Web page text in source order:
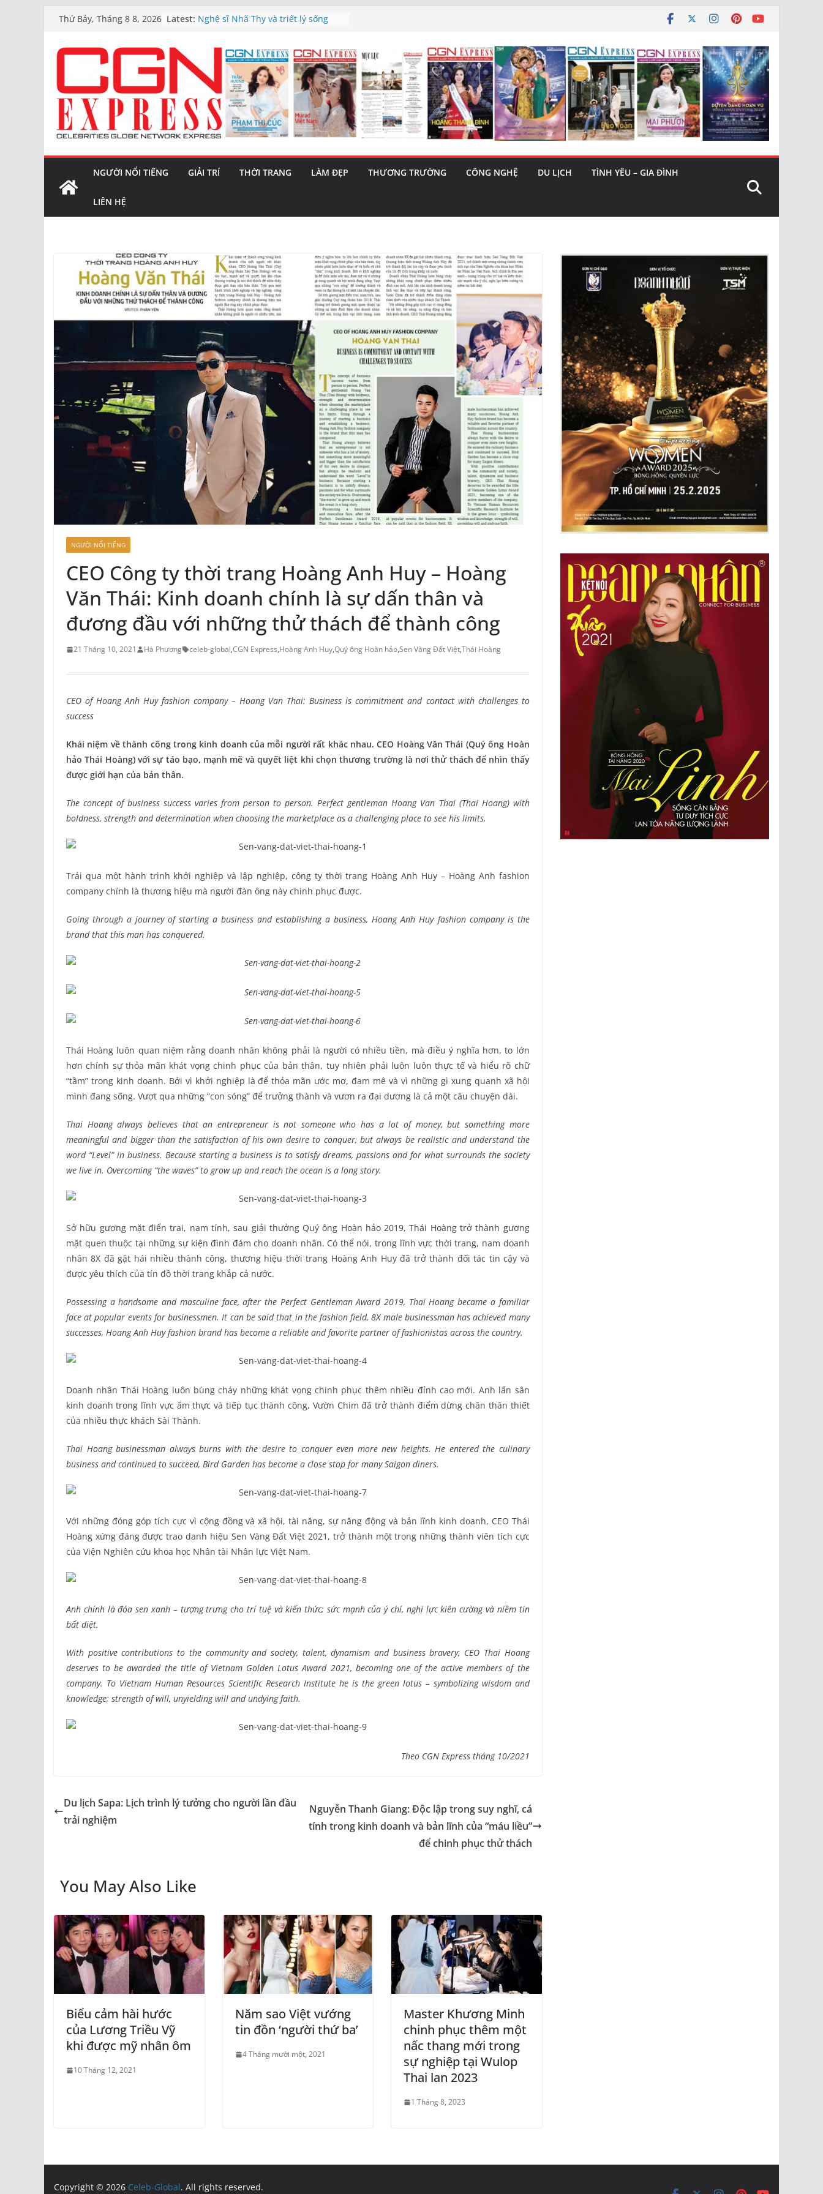
Skip
content
Thứ Bảy, Tháng 8 8, 2026 Latest: tránh thực tế
“Đừng chờ đến ngày mai”
Vàng bị chốt lời sau phiên tăng
mạnh
6 Series Short Drama – 1 Cơ hội
thành nghệ sĩ đa năng cùng MTH
Giá vàng hôm nay (5/8): Bật tăng
trở lại
NGƯỜI NỔI TIẾNG GIẢI TRÍ THỜI TRANG LÀM ĐẸP THƯƠNG TRƯỜNG CÔNG NGHỆ DU LỊCH TÌNH YÊU – GIA ĐÌNH
LIÊN HỆ
NGƯỜI NỔI TIẾNG
CEO Công ty thời trang Hoàng Anh Huy – Hoàng
Văn Thái: Kinh doanh chính là sự dấn thân và
đương đầu với những thử thách để thành công
21 Tháng 10, 2021 Hà Phương celeb-global,CGN Express,Hoàng Anh Huy,Quý ông Hoàn hảo,Sen Vàng Đất Việt,Thái Hoàng
CEO of Hoang Anh Huy fashion company – Hoang Van Thai: Business is commitment and contact with challenges to
success
Khái niệm về thành công trong kinh doanh của mỗi người rất khác nhau. CEO Hoàng Văn Thái (Quý ông Hoàn
hảo Thái Hoàng) với sự táo bạo, mạnh mẽ và quyết liệt khi chọn thương trường là nơi thử thách để nhìn thấy
được giới hạn của bản thân.
The concept of business success varies from person to person. Perfect gentleman Hoang Van Thai (Thai Hoang) with
boldness, strength and determination when choosing the marketplace as a challenging place to see his limits.
Trải qua một hành trình khởi nghiệp và lập nghiệp, công ty thời trang Hoàng Anh Huy – Hoàng Anh fashion
company chính là thương hiệu mà người đàn ông này chinh phục được.
Going through a journey of starting a business and establishing a business, Hoang Anh Huy fashion company is the
brand that this man has conquered.
Thái Hoàng luôn quan niệm rằng doanh nhân không phải là người có nhiều tiền, mà điều ý nghĩa hơn, to lớn
hơn chính sự thỏa mãn khát vọng chinh phục của bản thân, tuy nhiên phải luôn luôn thực tế và hiểu rõ chữ
“tầm” trong kinh doanh. Bởi vì khởi nghiệp là để thỏa mãn ước mơ, đam mê và vì những gì xung quanh xã hội
mình đang sống. Vượt qua những “con sóng” để trưởng thành và vươn ra đại dương là cả một câu chuyện dài.
Thai Hoang always believes that an entrepreneur is not someone who has a lot of money, but something more
meaningful and bigger than the satisfaction of his own desire to conquer, but always be realistic and understand the
word “Level” in business. Because starting a business is to satisfy dreams, passions and for what surrounds the society
we live in. Overcoming “the waves” to grow up and reach the ocean is a long story.
Sở hữu gương mặt điển trai, nam tính, sau giải thưởng Quý ông Hoàn hảo 2019, Thái Hoàng trở thành gương
mặt quen thuộc tại những sự kiện đình đám cho doanh nhân. Có thể nói, trong lĩnh vực thời trang, nam doanh
nhân 8X đã gặt hái nhiều thành công, thương hiệu thời trang Hoàng Anh Huy đã trở thành đối tác tin cậy và
được yêu thích của tín đồ thời trang khắp cả nước.
Possessing a handsome and masculine face, after the Perfect Gentleman Award 2019, Thai Hoang became a familiar
face at popular events for businessmen. It can be said that in the fashion field, 8X male businessman has achieved many
successes, Hoang Anh Huy fashion brand has become a reliable and favorite partner of fashionistas across the country.
Doanh nhân Thái Hoàng luôn bùng cháy những khát vọng chinh phục thêm nhiều đỉnh cao mới. Anh lấn sân
kinh doanh trong lĩnh vực ẩm thực và tiếp tục thành công, Vườn Chim đã trở thành điểm dừng chân thân thiết
của nhiều thực khách Sài Thành.
Thai Hoang businessman always burns with the desire to conquer even more new heights. He entered the culinary
business and continued to succeed, Bird Garden has become a close stop for many Saigon diners.
Với những đóng góp tích cực vì cộng đồng và xã hội, tài năng, sự năng động và bản lĩnh kinh doanh, CEO Thái
Hoàng xứng đáng được trao danh hiệu Sen Vàng Đất Việt 2021, trở thành một trong những thành viên tích cực
của Viện Nghiên cứu khoa học Nhân tài Nhân lực Việt Nam.
Anh chính là đóa sen xanh – tượng trưng cho trí tuệ và kiến thức; sức mạnh của ý chí, nghị lực kiên cường và niềm tin
bất diệt.
With positive contributions to the community and society, talent, dynamism and business bravery, CEO Thai Hoang
deserves to be awarded the title of Vietnam Golden Lotus Award 2021, becoming one of the active members of the
company. To Vietnam Human Resources Scientific Research Institute he is the green lotus – symbolizing wisdom and
knowledge; strength of will, unyielding will and undying faith.
Theo CGN Express tháng 10/2021
Du lịch Sapa: Lịch trình lý tưởng cho người lần đầu
trải nghiệm
Nguyễn Thanh Giang: Độc lập trong suy nghĩ, cá
tính trong kinh doanh và bản lĩnh của “máu liều”
để chinh phục thử thách
You May Also Like
Biểu cảm hài hước
của Lương Triều Vỹ
khi được mỹ nhân ôm
10 Tháng 12, 2021
Năm sao Việt vướng
tin đồn ‘người thứ ba’
4 Tháng mười một, 2021
Master Khương Minh
chinh phục thêm một
nấc thang mới trong
sự nghiệp tại Wulop
Thai lan 2023
1 Tháng 8, 2023
Copyright © 2026 Celeb-Global. All rights reserved.